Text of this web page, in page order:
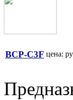
BCP-C3F цена: